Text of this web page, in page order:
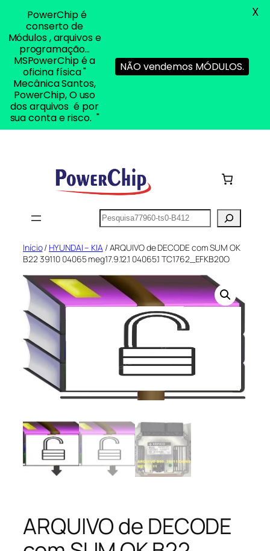
Pesquisar
Início/ HYUNDAI – KIA / ARQUIVO de DECODE com SUM OK
B22 39110 04065 meg17.9.12.1 04065.1 TC1762_EFKB20O
ARQUIVO de DECODE
PowerChip é
conserto de
Módulos , arquivos e
programação...
MSPowerChip é a
oficina física "
Mecânica Santos,
PowerChip, O uso
dos arquivos é por
sua conta e risco. "
NÃO vendemos MÓDULOS.
X